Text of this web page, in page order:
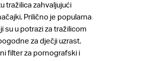
tražilica zahvaljujući
Prilično je popularna
su u potrazi za tražilicom
za dječji uzrast.
filter za pornografski i